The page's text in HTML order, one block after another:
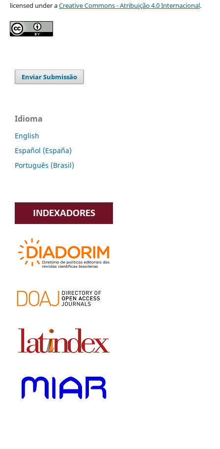
licensed under aCreative Commons - Atribuição 4.0 Internacional.
Enviar Submissão
Idioma
English
Español (España)
Português (Brasil)